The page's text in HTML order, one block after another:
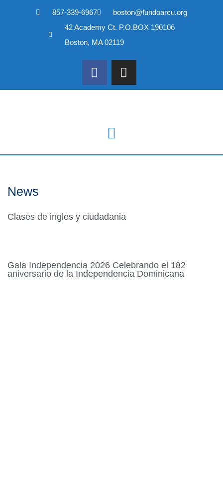
857-339-6967
boston@fundoarcu.org
42 Academy Ct. P.O.BOX 190106
Boston, MA 02119
News
Clases de ingles y ciudadania
Gala Independencia 2026 Celebrando el 182
aniversario de la Independencia Dominicana